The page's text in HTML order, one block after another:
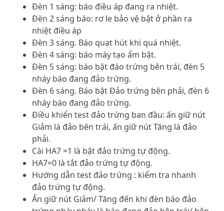
Đèn 1 sáng: báo điều áp đang ra nhiệt.
Đèn 2 sáng báo: rơ le bảo vệ bật ở phần ra
nhiệt điều áp
Đèn 3 sáng. Báo quạt hút khi quá nhiệt.
Đèn 4 sáng: báo máy tạo ẩm bật.
Đèn 5 sáng: báo bật đáo trứng bên trái, đèn 5
nháy báo đang đảo trứng.
Đèn 6 sáng. Báo bật Đảo trứng bên phải, đèn 6
nháy báo đang đảo trứng.
Điều khiển test đảo trứng ban đầu: ấn giữ nút
Giảm là đảo bên trái, ấn giữ nút Tăng là đảo
phải.
Cài HA7 =1 là bật đảo trứng tự động.
HA7=0 là tắt đảo trứng tự động.
Hướng dẫn test đảo trứng : kiểm tra nhanh
đảo trứng tự động.
Ấn giữ nút Giảm/ Tăng đến khi đèn báo đảo